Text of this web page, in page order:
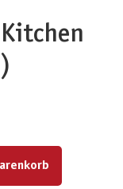
um die Anzahl zu